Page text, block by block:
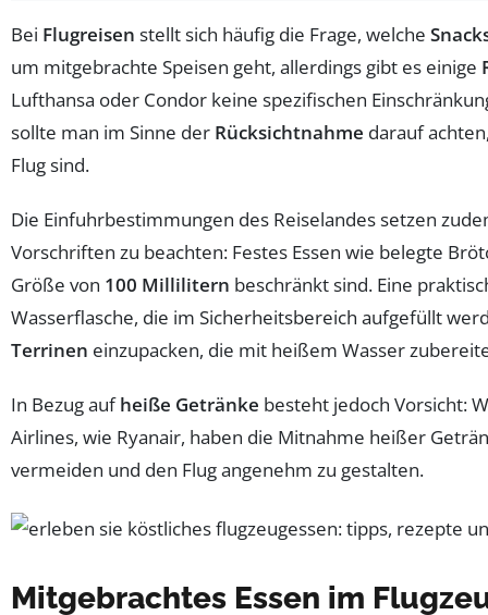
Bei Flugreisen stellt sich häufig die Frage, welche
um mitgebrachte Speisen geht, allerdings gibt es einige
Lufthansa oder Condor keine spezifischen
sollte man im Sinne der Rücksichtnahme darauf
Flug sind.
Die Einfuhrbestimmungen des Reiselandes setzen
Vorschriften zu beachten: Festes Essen wie belegte
Größe von 100 Millilitern beschränkt sind. Eine
Wasserflasche, die im Sicherheitsbereich aufgefüllt
Terrinen einzupacken, die mit heißem Wasser
In Bezug aufheiße Getränke besteht jedoch Vorsicht:
Airlines, wie Ryanair, haben die Mitnahme heißer
vermeiden und den Flug angenehm zu gestalten.
Mitgebrachtes Essen im